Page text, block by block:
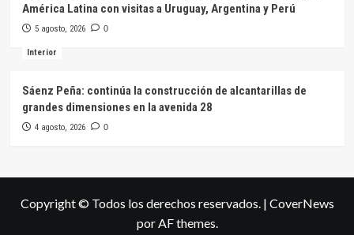
América Latina con visitas a Uruguay, Argentina y Perú
5 agosto, 2026 0
Interior
Sáenz Peña: continúa la construcción de alcantarillas de
grandes dimensiones en la avenida 28
4 agosto, 2026 0
Copyright © Todos los derechos reservados. | CoverNews
por AF themes.